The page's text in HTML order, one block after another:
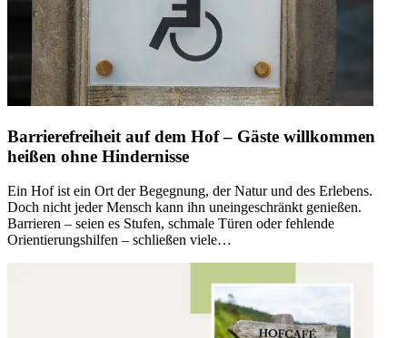
Barrierefreiheit auf dem Hof – Gäste willkommen
heißen ohne Hindernisse
Ein Hof ist ein Ort der Begegnung, der Natur und des Erlebens.
Doch nicht jeder Mensch kann ihn uneingeschränkt genießen.
Barrieren – seien es Stufen, schmale Türen oder fehlende
Orientierungshilfen – schließen viele…